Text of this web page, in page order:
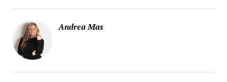
Andrea Mas